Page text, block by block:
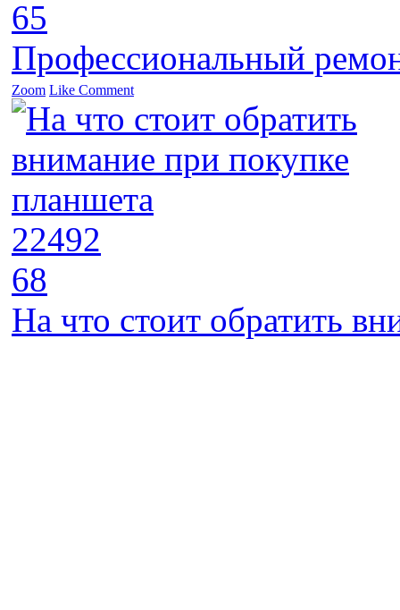
65
Профессиональный
Zoom Like Comment
22492
68
На что стоит обратить